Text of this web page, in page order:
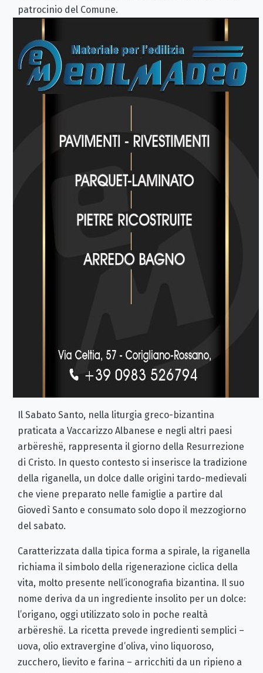
patrocinio del Comune.
Il Sabato Santo, nella liturgia greco-bizantina
praticata a Vaccarizzo Albanese e negli altri paesi
arbëreshë, rappresenta il giorno della Resurrezione
di Cristo. In questo contesto si inserisce la tradizione
della riganella, un dolce dalle origini tardo-medievali
che viene preparato nelle famiglie a partire dal
Giovedì Santo e consumato solo dopo il mezzogiorno
del sabato.
Caratterizzata dalla tipica forma a spirale, la riganella
richiama il simbolo della rigenerazione ciclica della
vita, molto presente nell’iconografia bizantina. Il suo
nome deriva da un ingrediente insolito per un dolce:
l’origano, oggi utilizzato solo in poche realtà
arbëreshë. La ricetta prevede ingredienti semplici –
uova, olio extravergine d’oliva, vino liquoroso,
zucchero, lievito e farina – arricchiti da un ripieno a